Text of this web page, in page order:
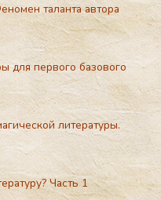
таланта автора
для первого базового
литературы.
Часть 1